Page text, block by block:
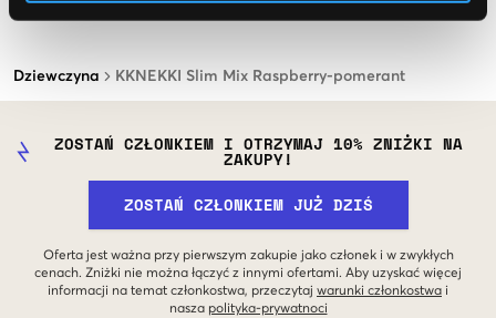
Dziewczyna KKNEKKI Slim Mix Raspberry-pomerant
ZOSTAŃ CZŁONKIEM I OTRZYMAJ 10% ZNIŻKI NA
ZAKUPY!
ZOSTAŃ CZŁONKIEM JUŻ DZIŚ
Oferta jest ważna przy pierwszym zakupie jako członek i w zwykłych
cenach. Zniżki nie można łączyć z innymi ofertami. Aby uzyskać więcej
informacji na temat członkostwa, przeczytaj warunki członkostwa i
nasza polityka-prywatnoci